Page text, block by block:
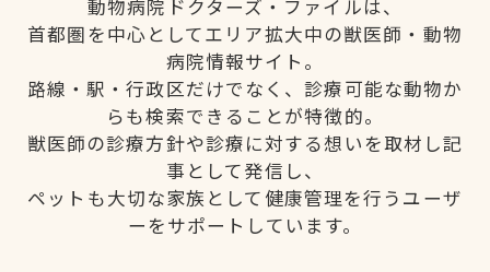
動物病院ドクターズ・ファイルは、
首都圏を中心としてエリア拡大中の獣医師・動物
病院情報サイト。
路線・駅・行政区だけでなく、診療可能な動物か
らも検索できることが特徴的。
獣医師の診療方針や診療に対する想いを取材し記
事として発信し、
ペットも大切な家族として健康管理を行うユーザ
ーをサポートしています。